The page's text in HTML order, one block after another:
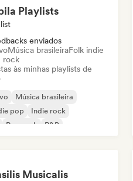
Playlists
enviados
Música brasileiraFolk indie
rock
às minhas playlists de
Música brasileira
pop
Indie rock
Pop rock R&B
Musicalis